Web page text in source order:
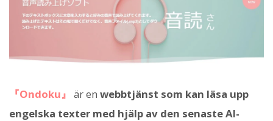
『Ondoku』 är en webbtjänst som kan läsa upp
engelska texter med hjälp av den senaste AI-